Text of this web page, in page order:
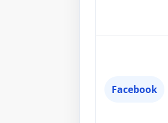
Facebook